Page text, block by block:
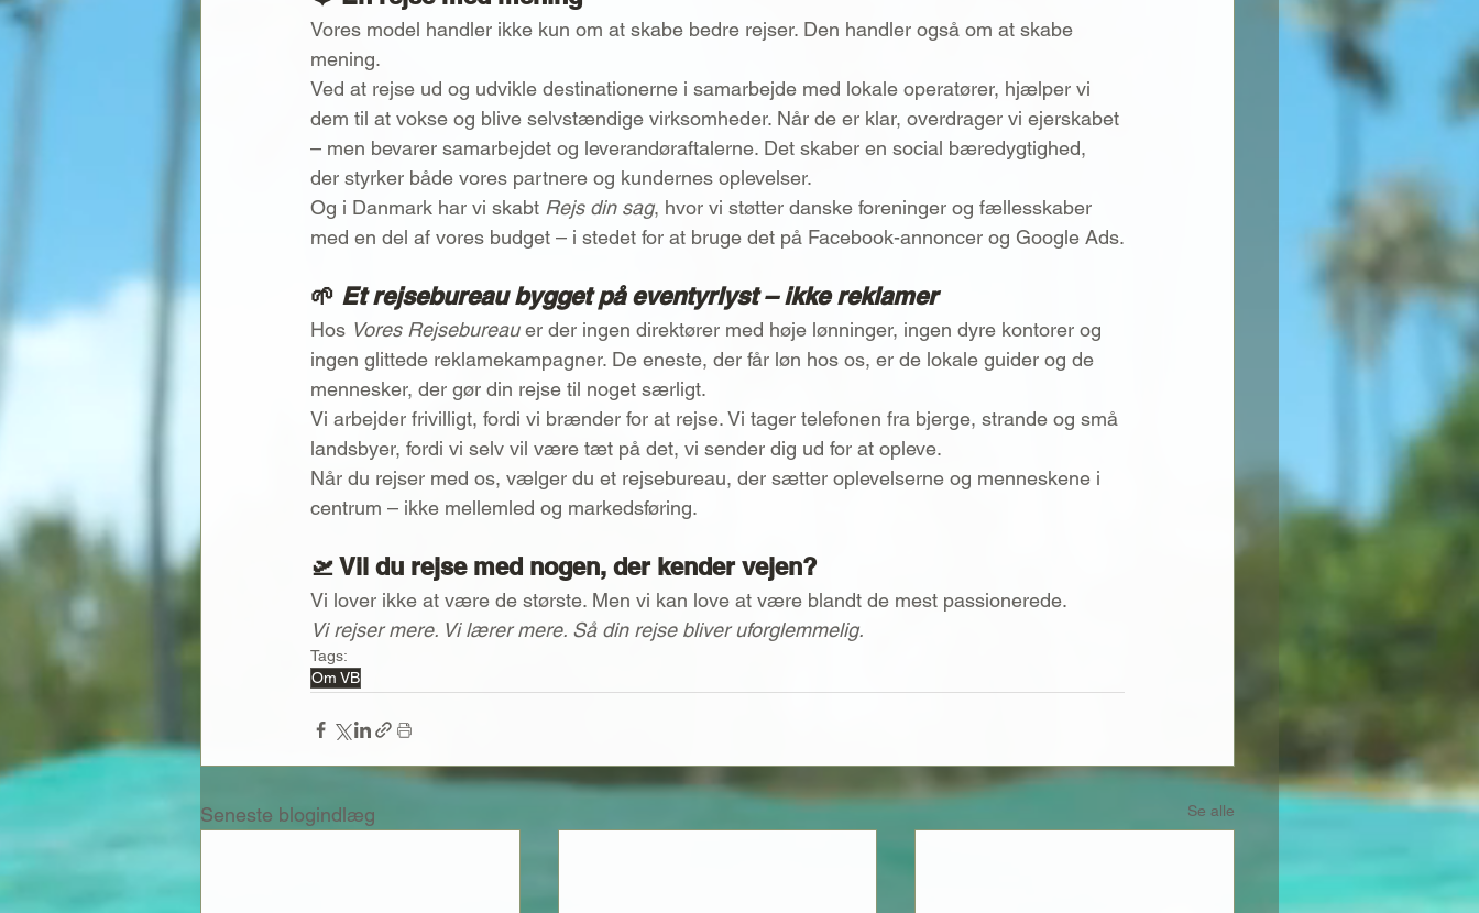
Vores model handler ikke kun om at skabe bedre rejser. Den handler også om at skabe
mening.
Ved at rejse ud og udvikle destinationerne i samarbejde med lokale operatører, hjælper vi
dem til at vokse og blive selvstændige virksomheder. Når de er klar, overdrager vi ejerskabet
– men bevarer samarbejdet og leverandøraftalerne. Det skaber en social bæredygtighed,
der styrker både vores partnere og kundernes oplevelser.
Og i Danmark har vi skabt Rejs din sag, hvor vi støtter danske foreninger og fællesskaber
med en del af vores budget – i stedet for at bruge det på Facebook-annoncer og Google Ads.
🌱 Et rejsebureau bygget på eventyrlyst – ikke reklamer
Hos Vores Rejsebureau er der ingen direktører med høje lønninger, ingen dyre kontorer og
ingen glittede reklamekampagner. De eneste, der får løn hos os, er de lokale guider og de
mennesker, der gør din rejse til noget særligt.
Vi arbejder frivilligt, fordi vi brænder for at rejse. Vi tager telefonen fra bjerge, strande og små
landsbyer, fordi vi selv vil være tæt på det, vi sender dig ud for at opleve.
Når du rejser med os, vælger du et rejsebureau, der sætter oplevelserne og menneskene i
centrum – ikke mellemled og markedsføring.
🛫 Vil du rejse med nogen, der kender vejen?
Vi lover ikke at være de største. Men vi kan love at være blandt de mest passionerede.
Vi rejser mere. Vi lærer mere. Så din rejse bliver uforglemmelig.
Tags:
Om VB
Seneste blogindlæg Se alle